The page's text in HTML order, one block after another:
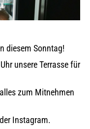
diesem Sonntag!
unsere Terrasse für
zum Mitnehmen
Instagram.